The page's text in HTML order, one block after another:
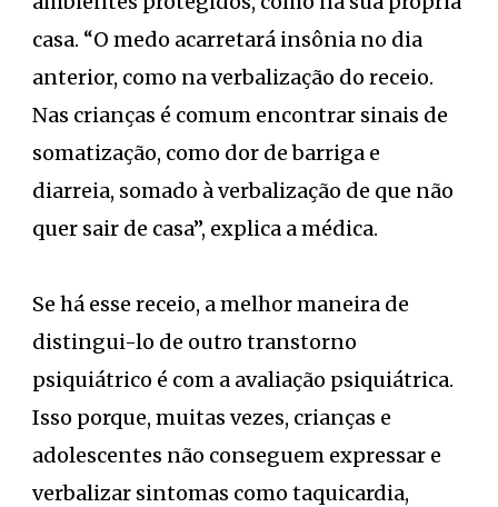
casa. “O medo acarretará insônia no dia
anterior, como na verbalização do receio.
Nas crianças é comum encontrar sinais de
somatização, como dor de barriga e
diarreia, somado à verbalização de que não
quer sair de casa”, explica a médica.
Se há esse receio, a melhor maneira de
distingui-lo de outro transtorno
psiquiátrico é com a avaliação psiquiátrica.
Isso porque, muitas vezes, crianças e
adolescentes não conseguem expressar e
verbalizar sintomas como taquicardia,